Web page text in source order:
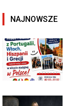
NAJNOWSZE